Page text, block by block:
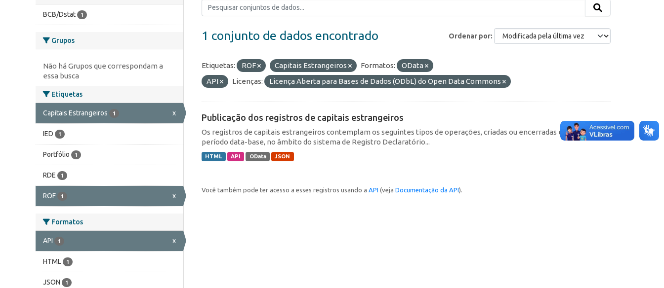
BCB/Dstat 1
Grupos
Não há Grupos que correspondam a
essa busca
Etiquetas
Capitais Estrangeiros 1 x
IED 1
Portfólio 1
RDE 1
ROF 1 x
Formatos
API 1 x
HTML 1
JSON 1
Ordenar por
1 conjunto de dados encontrado
Etiquetas: ROF Capitais Estrangeiros Formatos:
OData
API
Licenças: Licença Aberta para Bases de Dados (ODbL) do Open Data Commons
Publicação dos registros de capitais estrangeiros
Os registros de capitais estrangeiros contemplam os seguintes tipos de operações, criadas ou encerradas em cada
período data-base, no âmbito do sistema de Registro Declaratório...
HTML API OData JSON
Você também pode ter acesso a esses registros usando a API (veja Documentação da API).